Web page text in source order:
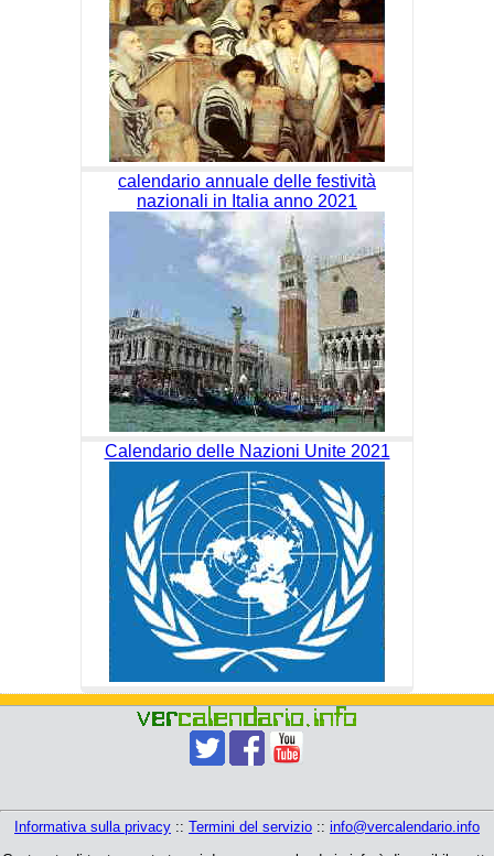
calendario annuale delle festività
nazionali in Italia anno 2021
Calendario delle Nazioni Unite 2021
Informativa sulla privacy :: Termini del servizio :: info@vercalendario.info